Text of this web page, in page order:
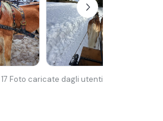
17 Foto caricate dagli utenti